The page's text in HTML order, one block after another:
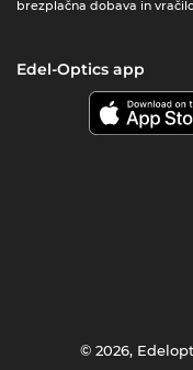
brezplačna dobava in
Edel-Optics app
© 2026,